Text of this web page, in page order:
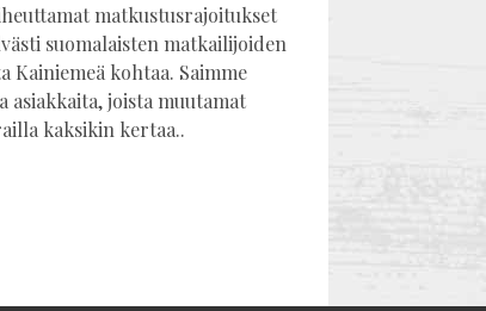
matkustusrajoitukset
suomalaisten matkailijoiden
Kainiemeä kohtaa. Saimme
asiakkaita, joista muutamat
kaksikin kertaa..